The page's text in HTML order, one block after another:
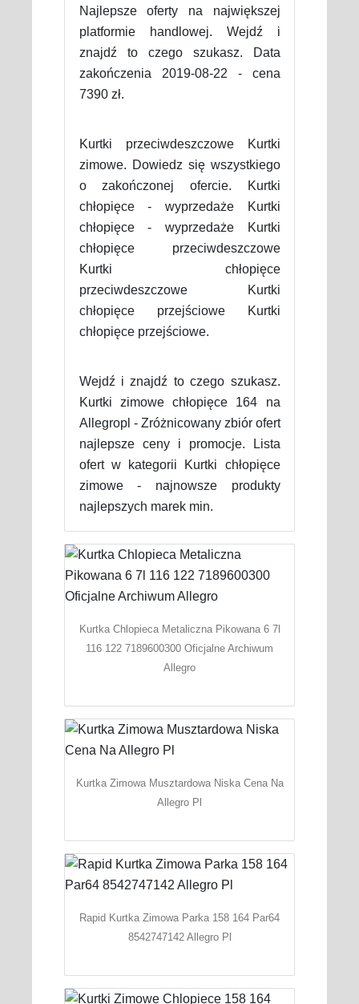
Najlepsze oferty na największej
platformie handlowej. Wejdź i
znajdź to czego szukasz. Data
zakończenia 2019-08-22 - cena
7390 zł.
Kurtki przeciwdeszczowe Kurtki
zimowe. Dowiedz się wszystkiego
o zakończonej ofercie. Kurtki
chłopięce - wyprzedaże Kurtki
chłopięce - wyprzedaże Kurtki
chłopięce przeciwdeszczowe
Kurtki chłopięce
przeciwdeszczowe Kurtki
chłopięce przejściowe Kurtki
chłopięce przejściowe.
Wejdź i znajdź to czego szukasz.
Kurtki zimowe chłopięce 164 na
Allegropl - Zróżnicowany zbiór ofert
najlepsze ceny i promocje. Lista
ofert w kategorii Kurtki chłopięce
zimowe - najnowsze produkty
najlepszych marek min.
Kurtka Chlopieca Metaliczna Pikowana 6 7l
116 122 7189600300 Oficjalne Archiwum
Allegro
Kurtka Zimowa Musztardowa Niska Cena Na
Allegro Pl
Rapid Kurtka Zimowa Parka 158 164 Par64
8542747142 Allegro Pl